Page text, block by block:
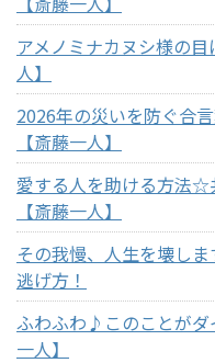
アメノミナカヌシ様の
人】
2026年の災いを防ぐ合
【斎藤一人】
愛する人を助ける方法☆
【斎藤一人】
その我慢、人生を壊し
逃げ方！
ふわふわ♪このことが
一人】